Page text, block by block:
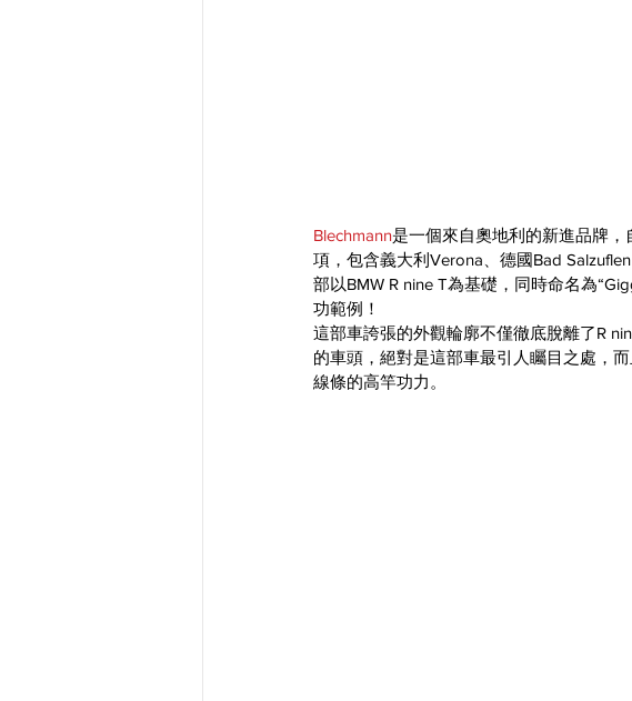
Blechmann是一個來自奧地利的新進品牌
項，包含義大利Verona、德國Bad
部以BMW R nine T為基礎，同時命名為
功範例！
這部車誇張的外觀輪廓不僅徹底脫離了R
的車頭，絕對是這部車最引人矚目之處，
線條的高竿功力。